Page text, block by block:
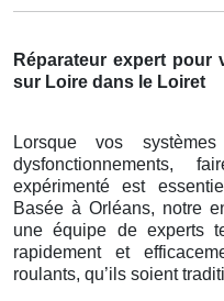
Réparateur expert
sur Loire dans le Loiret
Lorsque vos
dysfonctionnements,
expérimenté est
Basée à Orléans, notre
une équipe de experts
rapidement et
roulants, qu’ils soient